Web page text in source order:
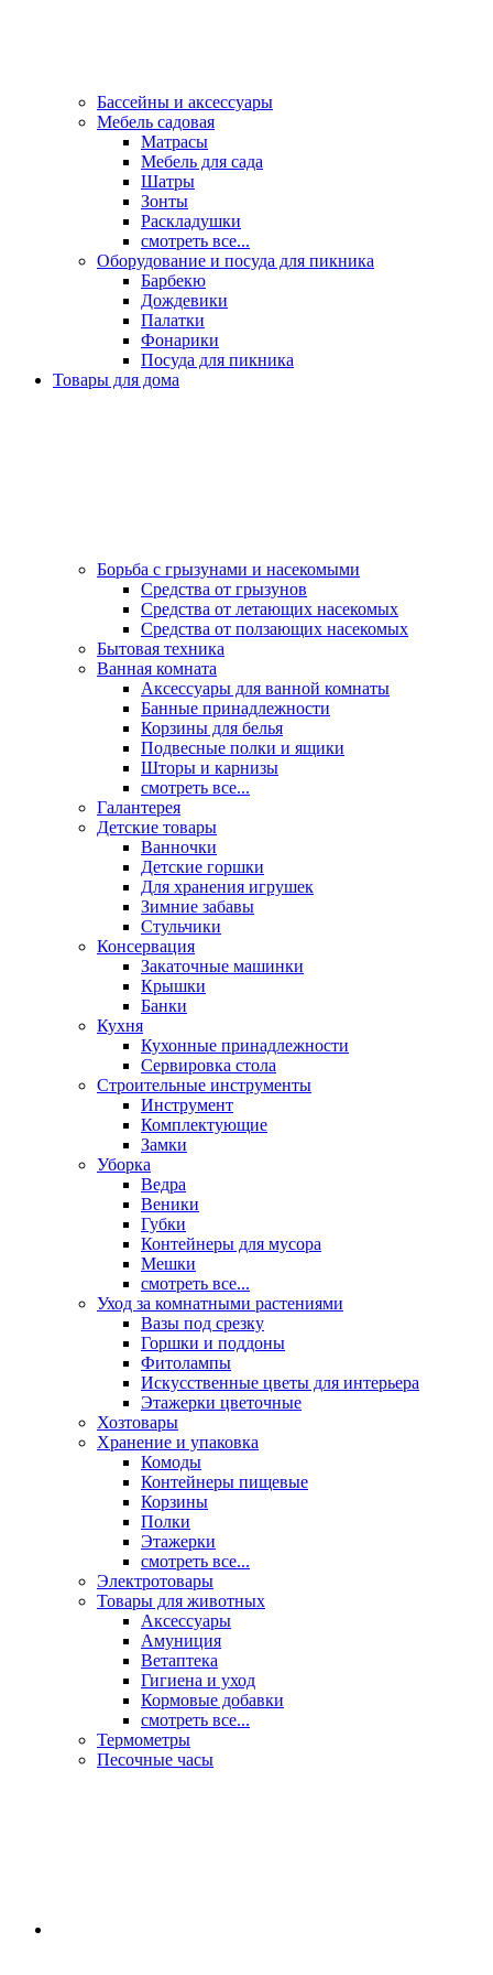
Бассейны и аксессуары
Мебель садовая
Матрасы
Мебель для сада
Шатры
Зонты
Раскладушки
смотреть все...
Оборудование и посуда для пикника
Барбекю
Дождевики
Палатки
Фонарики
Посуда для пикника
Товары для дома
Борьба с грызунами и насекомыми
Средства от грызунов
Средства от летающих насекомых
Средства от ползающих насекомых
Бытовая техника
Ванная комната
Аксессуары для ванной комнаты
Банные принадлежности
Корзины для белья
Подвесные полки и ящики
Шторы и карнизы
смотреть все...
Галантерея
Детские товары
Ванночки
Детские горшки
Для хранения игрушек
Зимние забавы
Стульчики
Консервация
Закаточные машинки
Крышки
Банки
Кухня
Кухонные принадлежности
Сервировка стола
Строительные инструменты
Инструмент
Комплектующие
Замки
Уборка
Ведра
Веники
Губки
Контейнеры для мусора
Мешки
смотреть все...
Уход за комнатными растениями
Вазы под срезку
Горшки и поддоны
Фитолампы
Искусственные цветы для интерьера
Этажерки цветочные
Хозтовары
Хранение и упаковка
Комоды
Контейнеры пищевые
Корзины
Полки
Этажерки
смотреть все...
Электротовары
Товары для животных
Аксессуары
Амуниция
Ветаптека
Гигиена и уход
Кормовые добавки
смотреть все...
Термометры
Песочные часы